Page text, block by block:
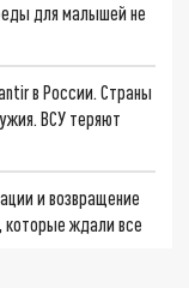
для малышей не
в России. Страны
ВСУ теряют
и возвращение
которые ждали все